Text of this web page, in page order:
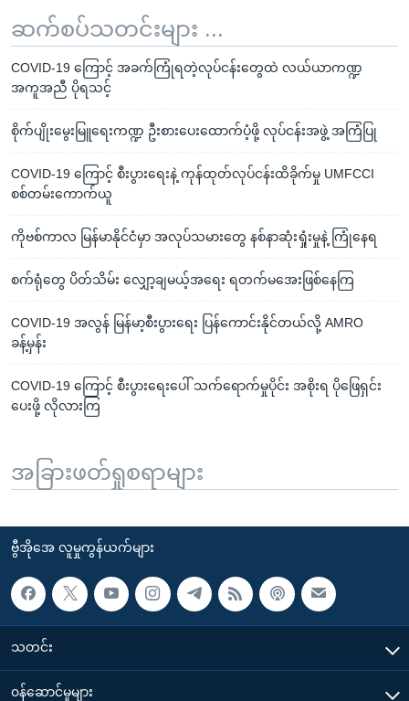
ဆက်စပ်သတင်းများ ...
COVID-19 ကြောင့် အခက်ကြုံရတဲ့လုပ်ငန်းတွေထဲ လယ်ယာကဏ္ဍ
အကူအညီ ပိုရသင့်
စိုက်ပျိုးမွေးမြူရေးကဏ္ဍ ဦးစားပေးထောက်ပံ့ဖို့ လုပ်ငန်းအဖွဲ့ အကြံပြု
COVID-19 ကြောင့် စီးပွားရေးနဲ့ ကုန်ထုတ်လုပ်ငန်းထိခိုက်မှု UMFCCI
စစ်တမ်းကောက်ယူ
ကိုဗစ်ကာလ မြန်မာနိုင်ငံမှာ အလုပ်သမားတွေ နစ်နာဆုံးရှုံးမှုနဲ့ ကြုံနေရ
စက်ရုံတွေ ပိတ်သိမ်း လျှော့ချမယ့်အရေး ရတက်မအေးဖြစ်နေကြ
COVID-19 အလွန် မြန်မာ့စီးပွားရေး ပြန်ကောင်းနိုင်တယ်လို့ AMRO
ခန့်မှန်း
COVID-19 ကြောင့် စီးပွားရေးပေါ် သက်ရောက်မှုပိုင်း အစိုးရ ပိုဖြေရှင်း
ပေးဖို့ လိုလားကြ
အခြားဖတ်ရှုစရာများ
ဗွီအိုအေ လူမှုကွန်ယက်များ
သတင်း
၀န်ဆောင်မှုများ